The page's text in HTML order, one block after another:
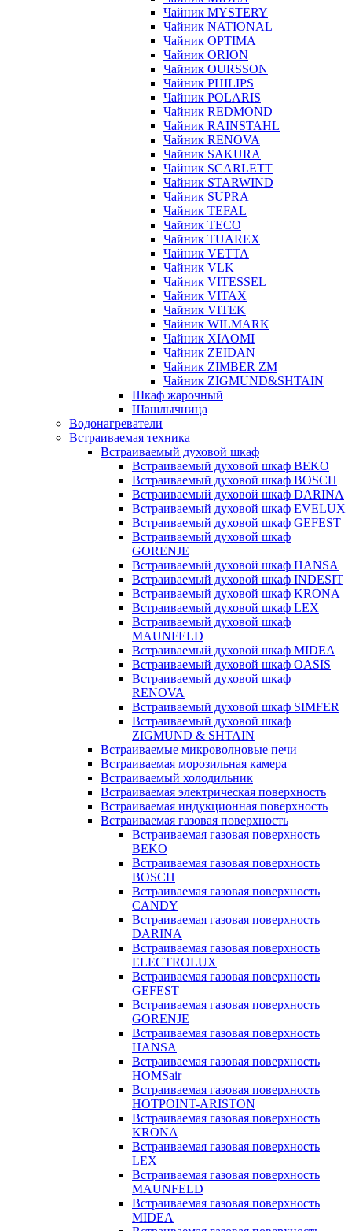
Чайник MYSTERY
Чайник NATIONAL
Чайник OPTIMA
Чайник ORION
Чайник OURSSON
Чайник PHILIPS
Чайник POLARIS
Чайник REDMOND
Чайник RAINSTAHL
Чайник RENOVA
Чайник SAKURA
Чайник SCARLETT
Чайник STARWIND
Чайник SUPRA
Чайник TEFAL
Чайник TECO
Чайник TUAREX
Чайник VETTA
Чайник VLK
Чайник VITESSEL
Чайник VITAX
Чайник VITEK
Чайник WILMARK
Чайник XIAOMI
Чайник ZEIDAN
Чайник ZIMBER ZM
Чайник ZIGMUND&SHTAIN
Шкаф жарочный
Шашлычница
Водонагреватели
Встраиваемая техника
Встраиваемый духовой шкаф
Встраиваемый духовой шкаф BEKO
Встраиваемый духовой шкаф BOSCH
Встраиваемый духовой шкаф DARINA
Встраиваемый духовой шкаф EVELUX
Встраиваемый духовой шкаф GEFEST
Встраиваемый духовой шкаф
GORENJE
Встраиваемый духовой шкаф HANSA
Встраиваемый духовой шкаф INDESIT
Встраиваемый духовой шкаф KRONA
Встраиваемый духовой шкаф LEX
Встраиваемый духовой шкаф
MAUNFELD
Встраиваемый духовой шкаф MIDEA
Встраиваемый духовой шкаф OASIS
Встраиваемый духовой шкаф
RENOVA
Встраиваемый духовой шкаф SIMFER
Встраиваемый духовой шкаф
ZIGMUND & SHTAIN
Встраиваемые микроволновые печи
Встраиваемая морозильная камера
Встраиваемый холодильник
Встраиваемая электрическая поверхность
Встраиваемая индукционная поверхность
Встраиваемая газовая поверхность
Встраиваемая газовая поверхность
BEKO
Встраиваемая газовая поверхность
BOSCH
Встраиваемая газовая поверхность
CANDY
Встраиваемая газовая поверхность
DARINA
Встраиваемая газовая поверхность
ELECTROLUX
Встраиваемая газовая поверхность
GEFEST
Встраиваемая газовая поверхность
GORENJE
Встраиваемая газовая поверхность
HANSA
Встраиваемая газовая поверхность
HOMSair
Встраиваемая газовая поверхность
HOTPOINT-ARISTON
Встраиваемая газовая поверхность
KRONA
Встраиваемая газовая поверхность
LEX
Встраиваемая газовая поверхность
MAUNFELD
Встраиваемая газовая поверхность
MIDEA